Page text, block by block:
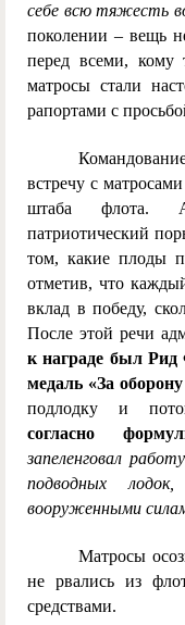
себе всю тяжесть
поколении – вещь
перед всеми, кому
матросы стали
рапортами с
встречу с
штаба флота.
патриотический
том, какие плоды
отметив, что
вклад в победу,
После этой речи
к награде был Рид
медаль «За
подлодку и
согласно
запеленговал
подводных
вооруженными
Матросы
не рвались из
средствами.